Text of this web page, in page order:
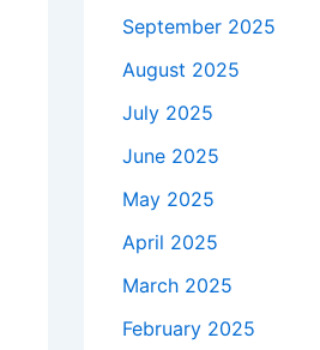
September 2025
August 2025
July 2025
June 2025
May 2025
April 2025
March 2025
February 2025